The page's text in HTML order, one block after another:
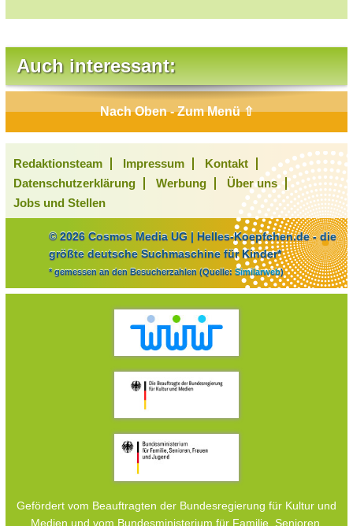
Auch interessant:
Nach Oben - Zum Menü ⇧
Redaktionsteam Impressum
Kontakt
Datenschutzerklärung
Werbung
Über uns
Jobs und Stellen
© 2026 Cosmos Media UG | Helles-Koepfchen.de - die
größte deutsche Suchmaschine für Kinder*
* gemessen an den Besucherzahlen (Quelle: Similarweb)
Gefördert vom Beauftragten der Bundesregierung für Kultur und
Medien und vom Bundesministerium für Familie, Senioren,